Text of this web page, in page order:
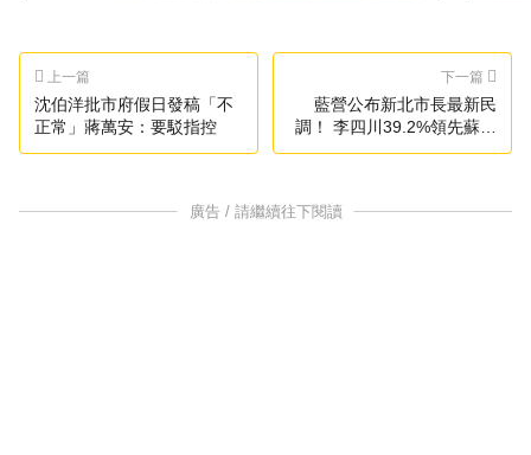
上一篇
沈伯洋批市府假日發稿「不
正常」蔣萬安：要駁指控
下一篇
藍營公布新北市長最新民
調！ 李四川39.2%領先蘇巧
慧6.2個百分點
廣告 / 請繼續往下閱讀